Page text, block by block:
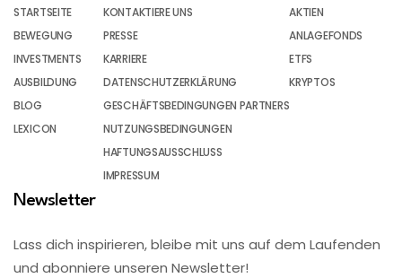
STARTSEITE
BEWEGUNG
INVESTMENTS
AUSBILDUNG
BLOG
LEXICON
KONTAKTIERE UNS
PRESSE
KARRIERE
DATENSCHUTZERKLÄRUNG
GESCHÄFTSBEDINGUNGEN PARTNERS
NUTZUNGSBEDINGUNGEN
HAFTUNGSAUSSCHLUSS
IMPRESSUM
AKTIEN
ANLAGEFONDS
ETFS
KRYPTOS
Newsletter
Lass dich inspirieren, bleibe mit uns auf dem Laufenden
und abonniere unseren Newsletter!